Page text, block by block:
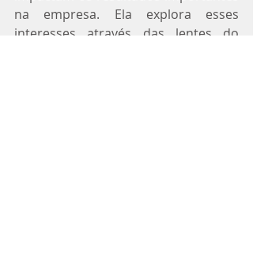
na empresa. Ela explora esses
interesses através das lentes do